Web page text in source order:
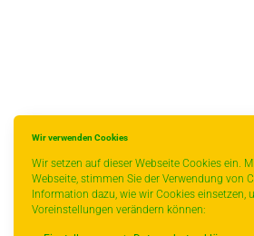
Wir verwenden Cookies
Wir setzen auf dieser Webseite Cookies ein.
Webseite, stimmen Sie der Verwendung von
Information dazu, wie wir Cookies einsetzen,
Voreinstellungen verändern können: